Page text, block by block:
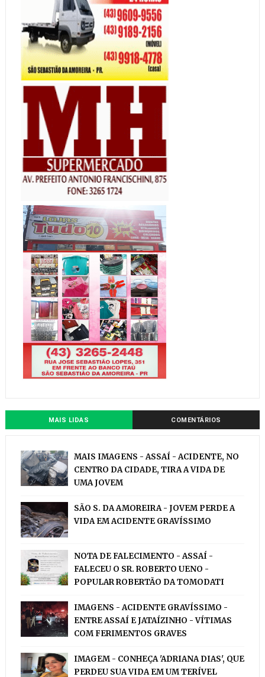
MAIS LIDAS COMENTÁRIOS
MAIS IMAGENS - ASSAÍ - ACIDENTE, NO
CENTRO DA CIDADE, TIRA A VIDA DE
UMA JOVEM
SÃO S. DA AMOREIRA - JOVEM PERDE A
VIDA EM ACIDENTE GRAVÍSSIMO
NOTA DE FALECIMENTO - ASSAÍ -
FALECEU O SR. ROBERTO UENO -
POPULAR ROBERTÃO DA TOMODATI
IMAGENS - ACIDENTE GRAVÍSSIMO -
ENTRE ASSAÍ E JATAÍZINHO - VÍTIMAS
COM FERIMENTOS GRAVES
IMAGEM - CONHEÇA 'ADRIANA DIAS', QUE
PERDEU SUA VIDA EM UM TERÍVEL